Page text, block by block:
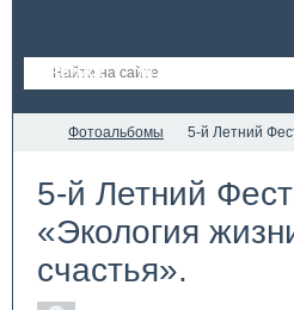
ГЛАВНАЯ НОВОСТИ
Фотоальбомы 5-й Летний
5-й Летний
«Экология
счастья».